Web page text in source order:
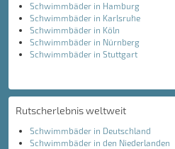
Schwimmbäder in Hamburg
Schwimmbäder in Karlsruhe
Schwimmbäder in Köln
Schwimmbäder in Nürnberg
Schwimmbäder in Stuttgart
Rutscherlebnis weltweit
Schwimmbäder in Deutschland
Schwimmbäder in den Niederlanden